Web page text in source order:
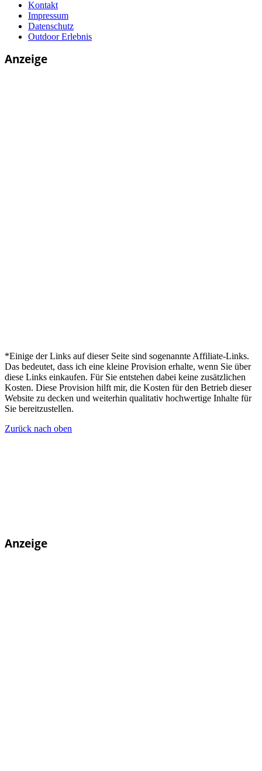
Kontakt
Impressum
Datenschutz
Outdoor Erlebnis
Anzeige
*Einige der Links auf dieser Seite sind sogenannte Affiliate-Links.
Das bedeutet, dass ich eine kleine Provision erhalte, wenn Sie über
diese Links einkaufen. Für Sie entstehen dabei keine zusätzlichen
Kosten. Diese Provision hilft mir, die Kosten für den Betrieb dieser
Website zu decken und weiterhin qualitativ hochwertige Inhalte für
Sie bereitzustellen.
Zurück nach oben
Anzeige